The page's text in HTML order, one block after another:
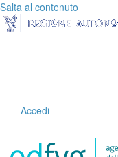
Salta al contenuto
Accedi